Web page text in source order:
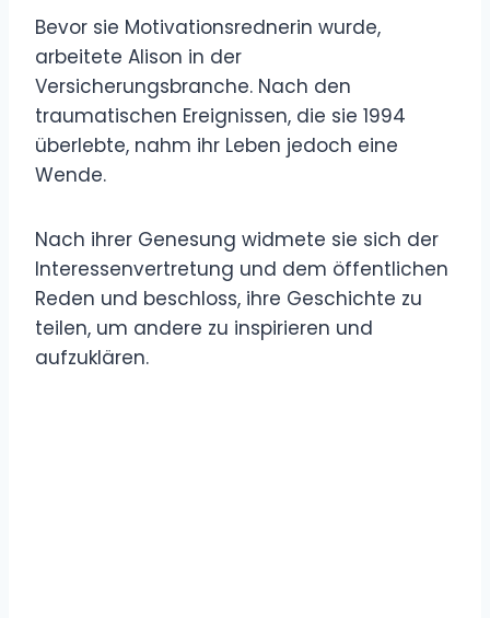
Bevor sie Motivationsrednerin wurde,
arbeitete Alison in der
Versicherungsbranche. Nach den
traumatischen Ereignissen, die sie 1994
überlebte, nahm ihr Leben jedoch eine
Wende.
Nach ihrer Genesung widmete sie sich der
Interessenvertretung und dem öffentlichen
Reden und beschloss, ihre Geschichte zu
teilen, um andere zu inspirieren und
aufzuklären.